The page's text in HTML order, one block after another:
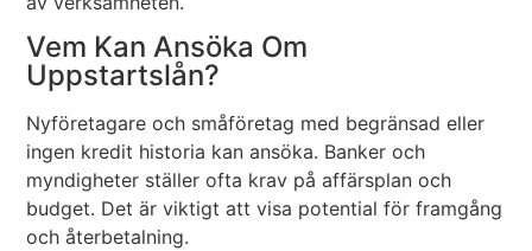
Vem Kan Ansöka Om
Uppstartslån?
Nyföretagare och småföretag med begränsad eller
ingen kredit historia kan ansöka. Banker och
myndigheter ställer ofta krav på affärsplan och
budget. Det är viktigt att visa potential för framgång
och återbetalning.